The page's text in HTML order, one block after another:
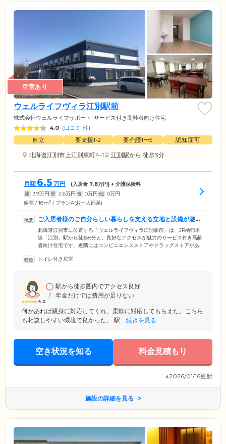
空室あり
ウェルライフヴィラ江別駅前
株式会社ウェルライフサポート サービス付き高齢者向け住宅
4.0 (口コミ1件)
自立 要支援1•2 要介護1〜5
認知症可
北海道江別市上江別東町4-1
江別駅から 徒歩3分
月額 6.5 万円 (入居金 7.8万円) + 介護保険料
家 3.9万円 管 2.6万円 食 0万円 他 0万円
個室 / 18m2 / プランA(お一人部屋)
ご入居者様のご自分らしい暮らしを支える立地と設備が魅力
です
北海道江別市に位置する「ウェルライフヴィラ江別駅前」は、JR函館本
線「江別」駅から徒歩6分と、良好なアクセスが魅力のサービス付き高齢
者向け住宅です。近隣にはコンビニエンスストアやドラッグストアがあ
とりの時間をしっかり確保できます。スライド式ドアや段差のない床を
の緊急通報装置をつうじてスタッフに連絡可能。スタッフは24時間体制
で常駐しておりますので、夜間も迅速に対応いたします。
トイレ付き居室
4.0
駅から徒歩圏内でアクセス良好
年金だけでは費用が足りない
何かあれば親身に対応してくれ、柔軟に対応してもらえた。こちら
も相談しやすい環境で良かった。 駅... 続きを見る
空き状況を知る 料金見積もり
※2026/01/16更新
施設の詳細を見る